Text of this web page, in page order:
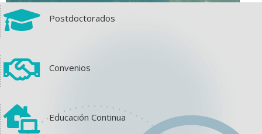
 Postdoctorados
 Convenios
 Educación Continua